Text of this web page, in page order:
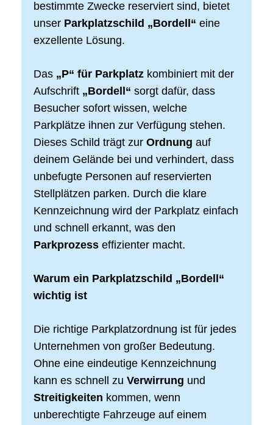
bestimmte Zwecke reserviert sind, bietet
unser Parkplatzschild „Bordell“ eine
exzellente Lösung.
Das „P“ für Parkplatz kombiniert mit der
Aufschrift „Bordell“ sorgt dafür, dass
Besucher sofort wissen, welche
Parkplätze ihnen zur Verfügung stehen.
Dieses Schild trägt zur Ordnung auf
deinem Gelände bei und verhindert, dass
unbefugte Personen auf reservierten
Stellplätzen parken. Durch die klare
Kennzeichnung wird der Parkplatz einfach
und schnell erkannt, was den
Parkprozess effizienter macht.
Warum ein Parkplatzschild „Bordell“
wichtig ist
Die richtige Parkplatzordnung ist für jedes
Unternehmen von großer Bedeutung.
Ohne eine eindeutige Kennzeichnung
kann es schnell zu Verwirrung und
Streitigkeiten kommen, wenn
unberechtigte Fahrzeuge auf einem